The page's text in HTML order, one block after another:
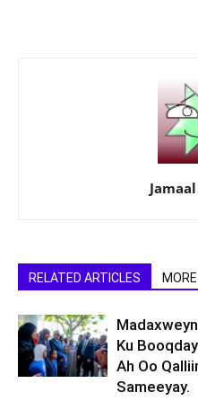
RELATED ARTICLES
Ku
Ah Oo
Sameeyay.